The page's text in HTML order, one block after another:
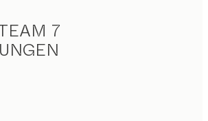
7